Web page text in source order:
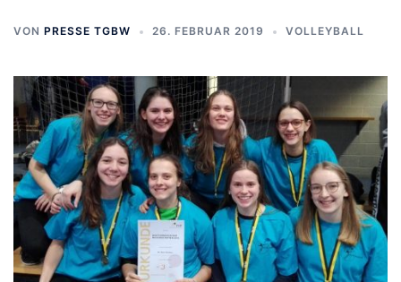
VON PRESSE TGBW 26. FEBRUAR 2019 VOLLEYBALL